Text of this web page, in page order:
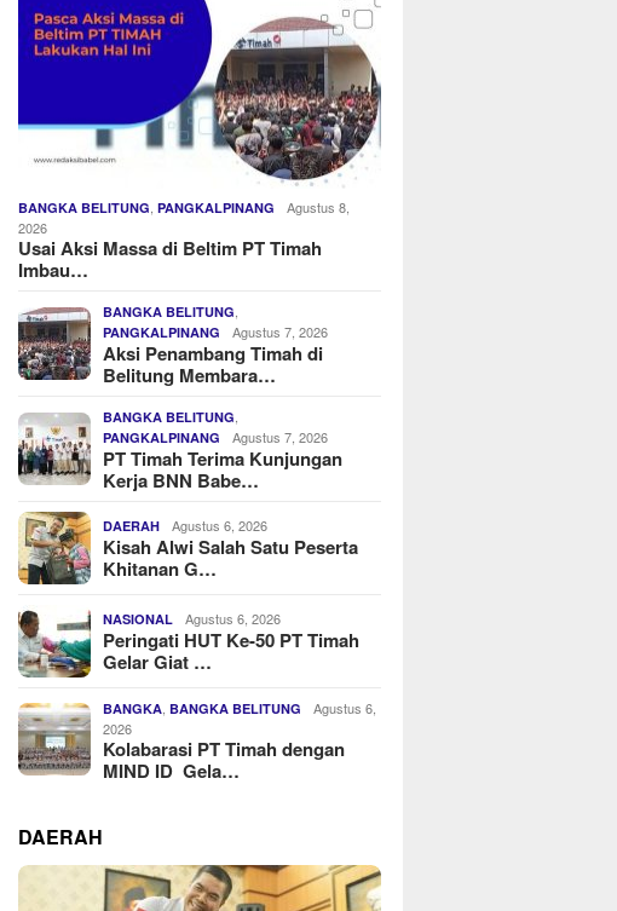
BANGKA BELITUNG,PANGKALPINANG
Agustus 8,
2026
Usai Aksi Massa di Beltim PT Timah
Imbau…
BANGKA BELITUNG,
PANGKALPINANG Agustus 7, 2026
Aksi Penambang Timah di
Belitung Membara…
BANGKA BELITUNG,
PANGKALPINANG Agustus 7, 2026
PT Timah Terima Kunjungan
Kerja BNN Babe…
DAERAH Agustus 6, 2026
Kisah Alwi Salah Satu Peserta
Khitanan G…
NASIONAL Agustus 6, 2026
Peringati HUT Ke-50 PT Timah
Gelar Giat …
BANGKA,BANGKA BELITUNG
Agustus 6,
2026
Kolabarasi PT Timah dengan
MIND ID Gela…
DAERAH